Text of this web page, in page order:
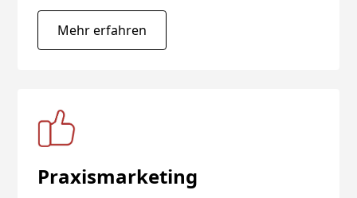
Mehr erfahren
Praxismarketing